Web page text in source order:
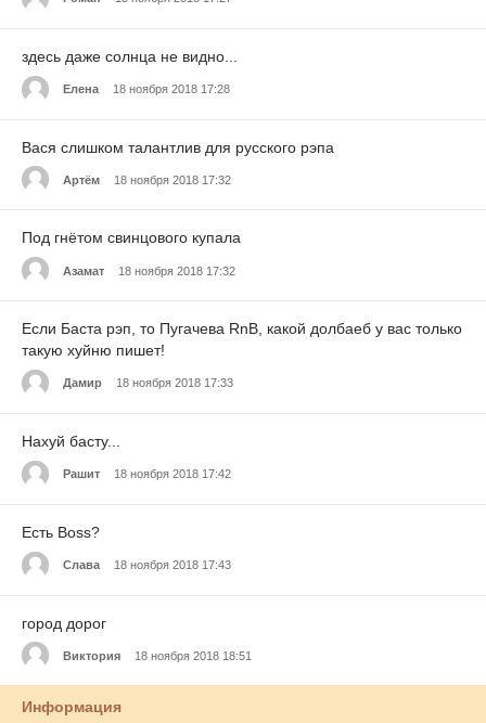
здесь даже солнца не видно...
Елена 18 ноября 2018 17:28
Вася слишком талантлив для русского рэпа
Артём 18 ноября 2018 17:32
Под гнётом свинцового купала
Азамат 18 ноября 2018 17:32
Если Баста рэп, то Пугачева RnB, какой долбаеб у вас только
такую хуйню пишет!
Дамир 18 ноября 2018 17:33
Нахуй басту...
Рашит 18 ноября 2018 17:42
Есть Boss?
Слава 18 ноября 2018 17:43
город дорог
Виктория 18 ноября 2018 18:51
Информация